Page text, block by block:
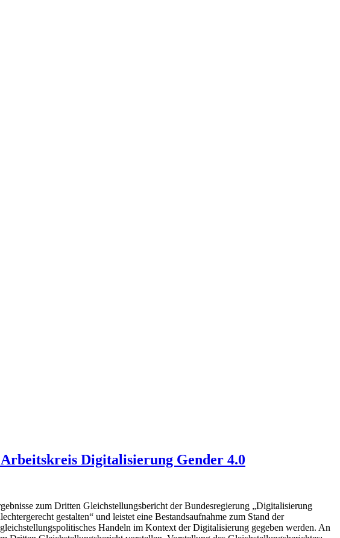
Digitalisierung Gender 4.0
zum Dritten Gleichstellungsbericht der Bundesregierung „Digitalisierung
gestalten“ und leistet eine Bestandsaufnahme zum Stand der
Handeln im Kontext der Digitalisierung gegeben werden. An